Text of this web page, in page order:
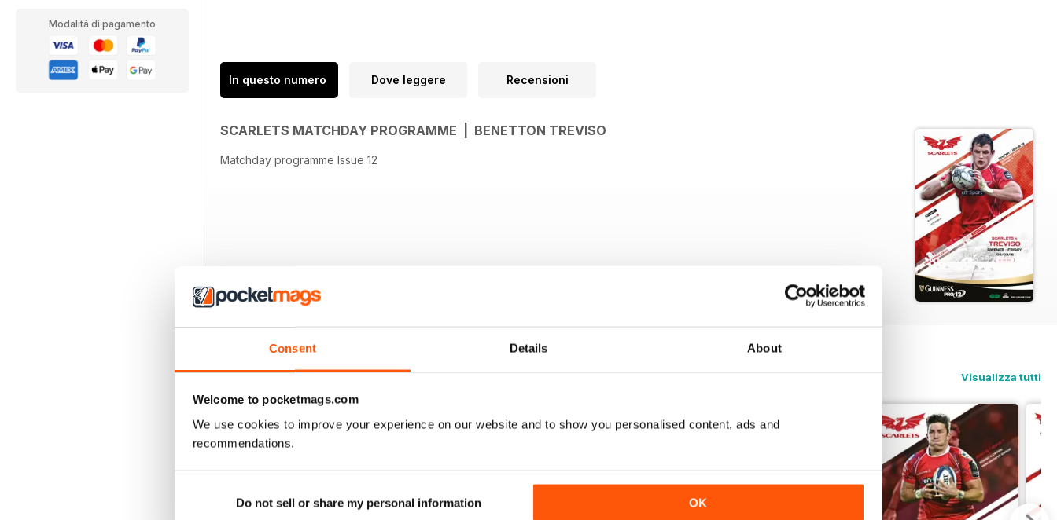
Consent Details About
Welcome to pocketmags.com
We use cookies to improve your experience on our website and to show you personalised content, ads and
recommendations.
Do not sell or share my personal information OK
Modalità di pagamento
In questo numero Dove leggere Recensioni
SCARLETS MATCHDAY PROGRAMME | BENETTON TREVISO
Matchday programme Issue 12
EDIZIONI INDIETRO Visualizza tutti